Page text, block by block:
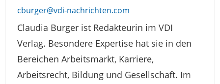
cburger@vdi-nachrichten.com
Claudia Burger ist Redakteurin im VDI
Verlag. Besondere Expertise hat sie in den
Bereichen Arbeitsmarkt, Karriere,
Arbeitsrecht, Bildung und Gesellschaft. Im